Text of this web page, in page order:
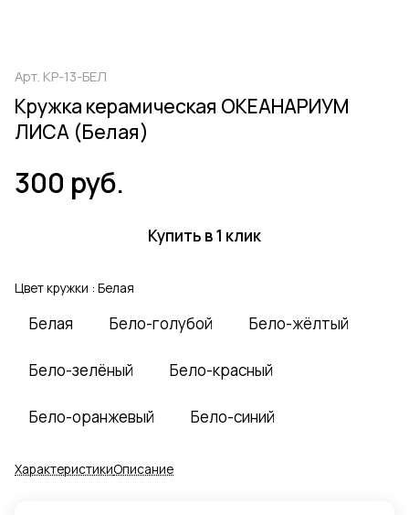
Арт. КР-13-БЕЛ
Кружка керамическая ОКЕАНАРИУМ
ЛИСА (Белая)
300 руб.
Купить в 1 клик
Цвет кружки : Белая
Белая Бело-голубой Бело-жёлтый
Бело-зелёный Бело-красный
Бело-оранжевый Бело-синий
ХарактеристикиОписание